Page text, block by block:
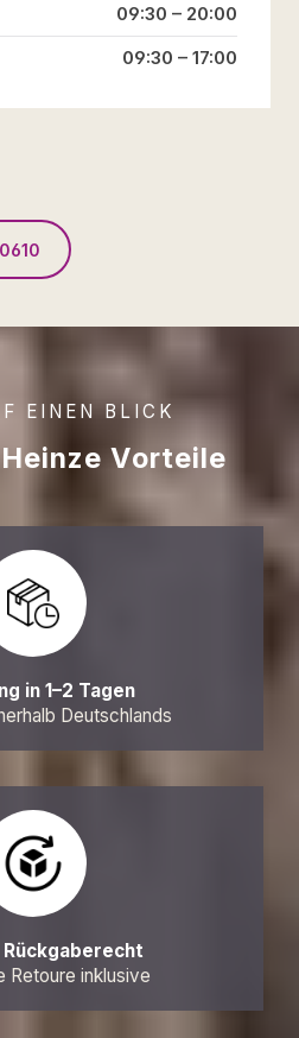
09:30 – 20:00
09:30 – 17:00
EINEN BLICK
Vorteile
in 1–2 Tagen
Deutschlands
Retoure inklusive